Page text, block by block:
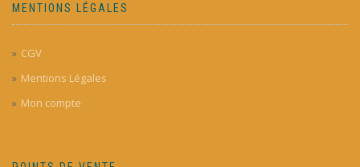
MENTIONS LÉGALES
CGV
Mentions Légales
Mon compte